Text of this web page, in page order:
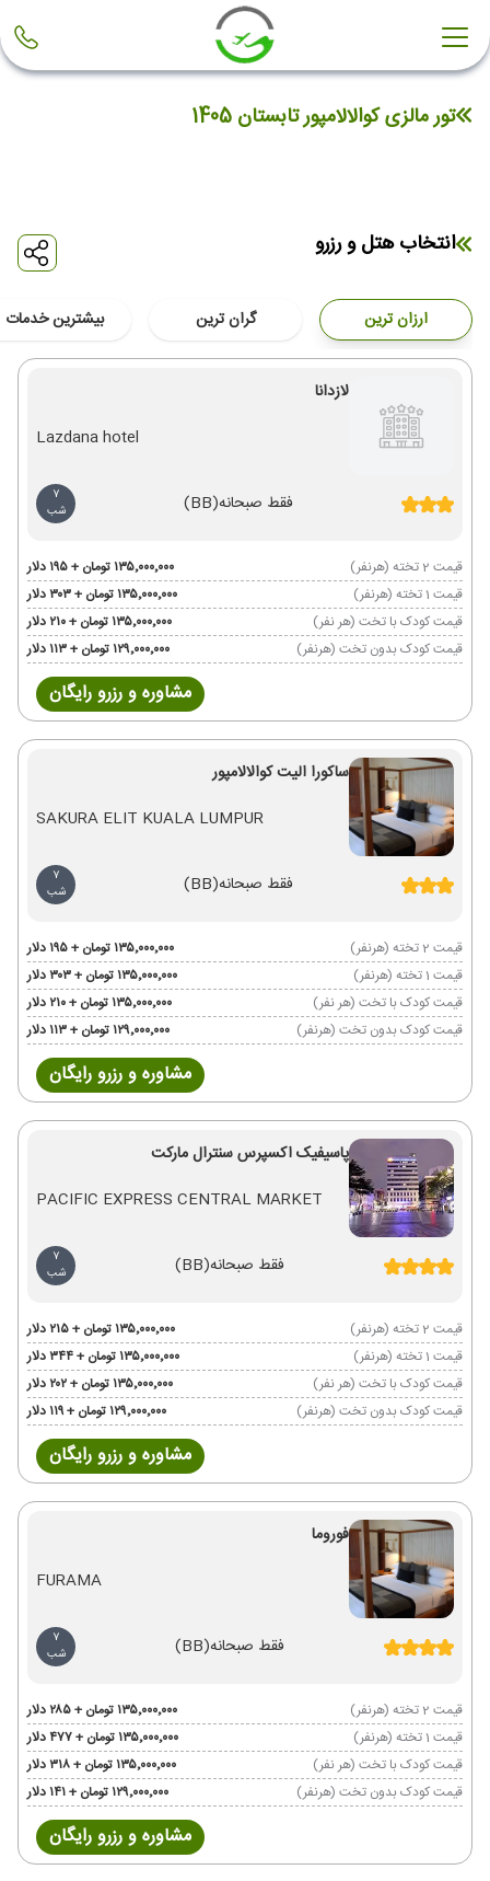
تور مالزی کوالالامپور تابستان 1405
انتخاب هتل و رزرو
ارزان ترین گران ترین بیشترین خدمات
لازدانا
Lazdana hotel
فقط صبحانه(BB)
7
شب
قیمت 2 تخته (هرنفر)
۱۳۵٬۰۰۰٬۰۰۰ تومان + ۱۹۵ دلار
قیمت 1 تخته (هرنفر)
۱۳۵٬۰۰۰٬۰۰۰ تومان + ۳۰۳ دلار
قیمت کودک با تخت (هر نفر)
۱۳۵٬۰۰۰٬۰۰۰ تومان + ۲۱۰ دلار
قیمت کودک بدون تخت (هرنفر)
۱۲۹٬۰۰۰٬۰۰۰ تومان + ۱۱۳ دلار
مشاوره و رزرو رایگان
ساکورا الیت کوالالامپور
SAKURA ELIT KUALA LUMPUR
فقط صبحانه(BB)
7
شب
قیمت 2 تخته (هرنفر)
۱۳۵٬۰۰۰٬۰۰۰ تومان + ۱۹۵ دلار
قیمت 1 تخته (هرنفر)
۱۳۵٬۰۰۰٬۰۰۰ تومان + ۳۰۳ دلار
قیمت کودک با تخت (هر نفر)
۱۳۵٬۰۰۰٬۰۰۰ تومان + ۲۱۰ دلار
قیمت کودک بدون تخت (هرنفر)
۱۲۹٬۰۰۰٬۰۰۰ تومان + ۱۱۳ دلار
مشاوره و رزرو رایگان
پاسیفیک اکسپرس سنترال مارکت
PACIFIC EXPRESS CENTRAL MARKET
فقط صبحانه(BB)
7
شب
قیمت 2 تخته (هرنفر)
۱۳۵٬۰۰۰٬۰۰۰ تومان + ۲۱۵ دلار
قیمت 1 تخته (هرنفر)
۱۳۵٬۰۰۰٬۰۰۰ تومان + ۳۴۴ دلار
قیمت کودک با تخت (هر نفر)
۱۳۵٬۰۰۰٬۰۰۰ تومان + ۲۰۲ دلار
قیمت کودک بدون تخت (هرنفر)
۱۲۹٬۰۰۰٬۰۰۰ تومان + ۱۱۹ دلار
مشاوره و رزرو رایگان
فوروما
FURAMA
فقط صبحانه(BB)
7
شب
قیمت 2 تخته (هرنفر)
۱۳۵٬۰۰۰٬۰۰۰ تومان + ۲۸۵ دلار
قیمت 1 تخته (هرنفر)
۱۳۵٬۰۰۰٬۰۰۰ تومان + ۴۷۷ دلار
قیمت کودک با تخت (هر نفر)
۱۳۵٬۰۰۰٬۰۰۰ تومان + ۳۱۸ دلار
قیمت کودک بدون تخت (هرنفر)
۱۲۹٬۰۰۰٬۰۰۰ تومان + ۱۴۱ دلار
مشاوره و رزرو رایگان